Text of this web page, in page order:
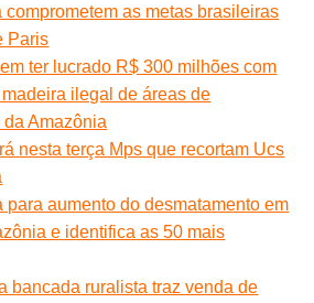
comprometem as metas brasileiras
Paris
ter lucrado R$ 300 milhões com
ilegal de áreas de
Amazônia
nesta terça Mps que recortam Ucs
para aumento do desmatamento em
e identifica as 50 mais
bancada ruralista traz venda de